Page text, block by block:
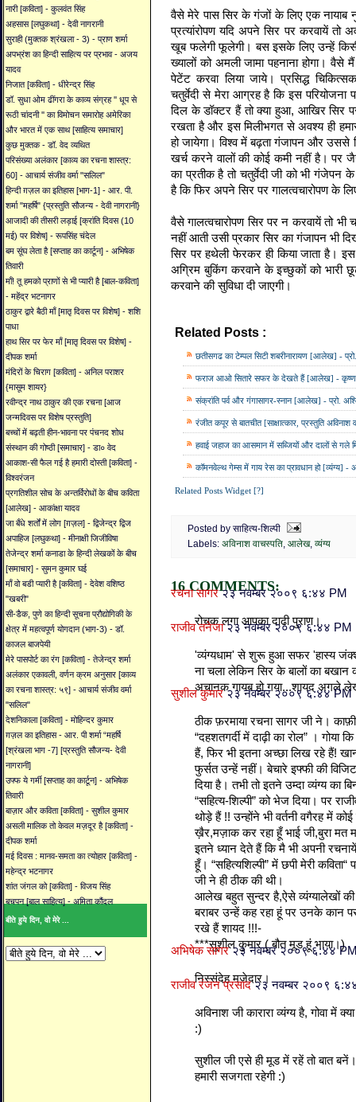
नारी [कविता] - कुलवंत सिंह
अहसास [लघुकथा] - देवी नागरानी
सुराही (मुक्तक श्रंखला - 3) - प्राण शर्मा
अपभ्रंश का हिन्दी साहित्य पर प्रभाव - अजय
यादव
निजात [कविता] - धीरेन्द्र सिंह
डॉ. सुधा ओम ढींगरा के काव्य संग्रह '' धूप से
रूठी चांदनी '' का विमोचन समारोह अमेरिका
और भारत में एक साथ [साहित्य समाचार]
कुछ मुक्तक - डॉ. वेद व्यथित
परिसंख्या अलंकार [काव्य का रचना शास्त्र:
60] - आचार्य संजीव वर्मा "सलिल"
हिन्दी ग़ज़ल का इतिहास [भाग-1] - आर. पी.
शर्मा "महर्षि" {प्रस्तुति सौजन्य - देवी नागरानी}
आजादी की तीसरी लड़ाई [क्रांति दिवस (10
मई) पर विशेष] - रूपसिंह चंदेल
बम सूंघ लेता है [सप्ताह का कार्टून] - अभिषेक
तिवारी
माँ! तू हमको प्राणों से भी प्यारी है [बाल-कविता]
- महेंद्र भटनागर
ठाकुर द्वारे बैठी माँ [मातृ दिवस पर विशेष] - शशि
पाधा
हाथ सिर पर फेर माँ [मातृ दिवस पर विशेष] -
दीपक शर्मा
मंदिरों के चिराग [कविता] - अनिल पराशर
{मासूम शायर}
रवीन्द्र नाथ ठाकुर की एक रचना [आज
जन्मदिवस पर विशेष प्रस्तुति]
बच्चों में बढ़ती हीन-भावना पर पंचनद शोध
संस्थान की गोष्ठी [समाचार] - डा० वेद
आकाश-सी फैल गई है हमारी दोस्ती [कविता] -
विश्वरंजन
प्रगतिशील सोच के अन्तर्विरोधों के बीच कविता
[आलेख] - आकांक्षा यादव
जा बँधे शर्तों में लोग [ग़ज़ल] - द्विजेन्द्र द्विज
अपाहिज [लघुकथा] - मीनाक्षी जिजीविषा
तेजेन्द्र शर्मा कनाडा के हिन्दी लेखकों के बीच
[समाचार] - सुमन कुमार घई
माँ वो बडी प्यारी है [कविता] - देवेश वशिष्ठ
"खबरी"
सी-डैक, पुणे का हिन्दी सूचना प्रौद्योगिकी के
क्षेत्र में महत्वपूर्ण योगदान (भाग-3) - डॉ.
काजल बाजपेयी
मेरे पासपोर्ट का रंग [कविता] - तेजेन्द्र शर्मा
अलंकार एकावली, वर्णन क्रम अनुसार [काव्य
का रचना शास्त्र: ५९] - आचार्य संजीव वर्मा
"सलिल"
देशनिकाला [कविता] - मोहिन्दर कुमार
ग़ज़ल का इतिहास - आर. पी शर्मा “महर्षि
[श्रंखला भाग -7] [प्रस्तुति सौजन्य- देवी
नागरानी]
उफ्फ ये गर्मी [सप्ताह का कार्टून] - अभिषेक
तिवारी
बाज़ार और कविता [कविता] - सुशील कुमार
असली मालिक तो केवल मज़दूर है [कविता] -
दीपक शर्मा
मई दिवस : मानव-समता का त्योहार [कविता] -
महेन्द्र भटनागर
शांत जंगल को [कविता] - विजय सिंह
बचपन [बाल साहित्य] - अमिता कौंदल
बीते हुये दिन, वो मेरे ...
वैसे मेरे पास सिर के गंजों के लिए एक नायाब
प्रत्यांरोपण यदि अपने सिर पर करवायें तो
खूब फलेगी फूलेगी। बस इसके लिए उन्हें
ख्यालों को अमली जामा पहनाना होगा।
पेटेंट करवा लिया जाये। प्रसिद्ध
चतुर्वेदी से मेरा आग्रह है कि इस
दिल के डॉक्टर हैं तो क्या हुआ, आखिर सिर
रखता है और इस मिलीभगत से अवश्य ही
हो जायेगा। विश्व में बढ़ता गंजापन और उससे
खर्च करने वालों की कोई कमी नहीं है। पर
का प्रतीक है तो चतुर्वेदी जी को भी गंजेपन के
है कि फिर अपने सिर पर गालत्वचारोपण के
वैसे गालत्वचारोपण सिर पर न करवायें तो
नहीं आती उसी प्रकार सिर का गंजापन भी
सिर पर हथेली फेरकर ही किया जाता है।
अग्रिम बुकिंग करवाने के इच्छुकों को भारी
करवाने की सुविधा दी जाएगी।
Related Posts :
छतीसगढ का टेम्पल सिटी शबरीनारायण [आलेख] - प्रो.
फराज आओ सितारे सफर के देखते हैं [आलेख] - कृष्ण
संक्रांति पर्व और गंगासागर-स्नान [आलेख] - प्रो.
रंजीत कपूर से बातचीत [साक्षात्कार, प्रस्तुति
हवाई जहाज का आसमान में सब्जियों और दालों से गले
कॉमनवेल्‍थ गेम्‍स में गाय रेस का प्रावधान हो [व्यंग्य] -
Related Posts Widget [?]
Posted by साहित्य-शिल्पी
Labels: अविनाश वाचस्पति, आलेख, व्यंग्य
16 COMMENTS:
रचना सागर २३ नवम्बर २००९ ६:४४ PM
रोचक लगा आपका दाढी पुराण।
राजीव तनेजा २३ नवम्बर २००९ ६:४४ PM
'व्यंग्यधाम' से शुरू हुआ सफर 'हास्य
ना चला लेकिन सिर के बालों का बखान
अचानक गायब हो गया...शायद अगले
सुशील कुमार २३ नवम्बर २००९ ६:४४ PM
ठीक फ़रमाया रचना सागर जी ने।
“दहशतगर्दी में दाढ़ी का रोल” । गोया
हैं, फिर भी इतना अच्छा लिख रहे हैं!
फुर्सत उन्हें नहीं। बेचारे इफ्फी की
दिया है। तभी तो इतने उम्दा व्यंग्य का
“सहित्य-शिल्पी” को भेज दिया। पर
थोड़े हैं !! उन्होंने भी वर्तनी वगैरह में
ख़ैर,मज़ाक कर रहा हूँ भाई जी,बुरा मत
इतने ध्यान देते हैं कि मै भी अपनी
हूँ। “सहित्यशिल्पी” में छपी मेरी कविता“
जी ने ही ठीक की थी।
आलेख बहुत सुन्दर है,ऐसे व्यंग्यालेखों
बराबर उन्हें कह रहा हूं पर उनके कान
रखे हैं शायद !!!-
***सुशील कुमार ( बौत मूड हूं भाया।)
अभिषेक सागर २३ नवम्बर २००९ ६:४४
निस्संदेह मजेदार।
राजीव रंजन प्रसाद २३ नवम्बर २००९
अविनाश जी कारारा व्यंग्य है, गोवा में
:)
सुशील जी एसे ही मूड में रहें तो बात बनें।
हमारी सजगता रहेगी :)